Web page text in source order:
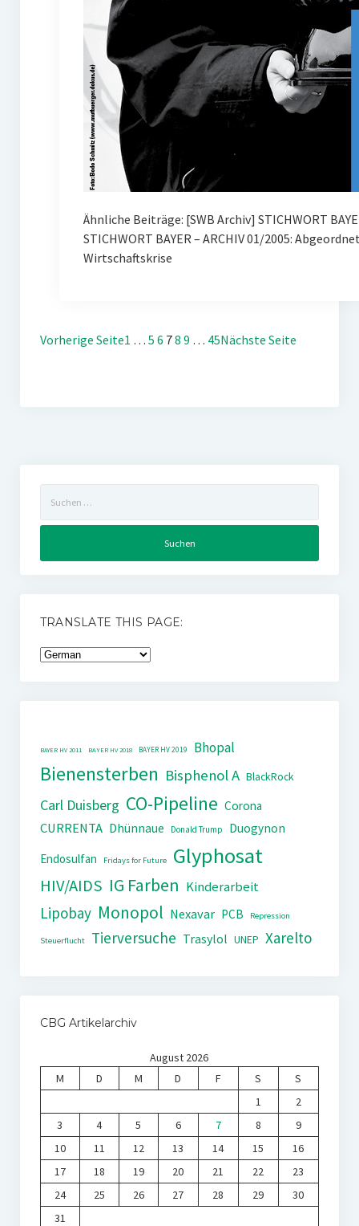
Ähnliche Beiträge: [SWB Archiv] STICHWORT
STICHWORT BAYER – ARCHIV 01/2005:
Wirtschaftskrise
Vorherige Seite1 … 5 6 78 9 … 45Nächste Seite
nach:
TRANSLATE THIS PAGE:
BAYER HV 2011 BAYER HV 2018 BAYER HV 2019 Bhopal
Bienensterben Bisphenol A BlackRock
Carl Duisberg CO-Pipeline Corona
CURRENTA Dhünnaue Donald Trump
Duogynon
Endosulfan
Fridays for Future Glyphosat
HIV/AIDS IG Farben Kinderarbeit
Lipobay Monopol Nexavar PCB Repression
Steuerflucht Tierversuche Trasylol UNEP Xarelto
CBG Artikelarchiv
August 2026
M
D M D F S
S
1
2
3
4 5 6 7 8
9
10
11 12 13 14 15
16
17
18 19 20 21 22
23
24
25 26 27 28 29
30
31